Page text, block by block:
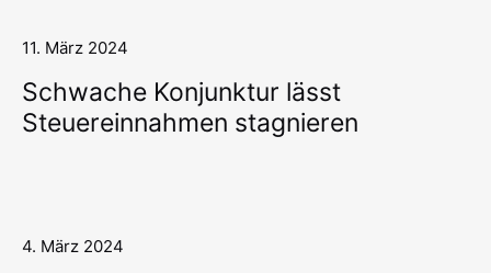
11. März 2024
Schwache Konjunktur lässt
Steuereinnahmen stagnieren
4. März 2024